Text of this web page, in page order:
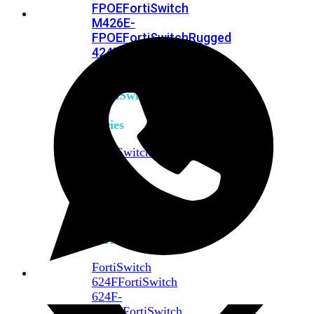
FPOEFortiSwitch
M426E-
FPOEFortiSwitchRugged
424F-
POE
FortiSwitch
500
Series
FortiSwitch
Series
FortiSwitch
624FFortiSwitch
624F-
FPOEFortiSwitch